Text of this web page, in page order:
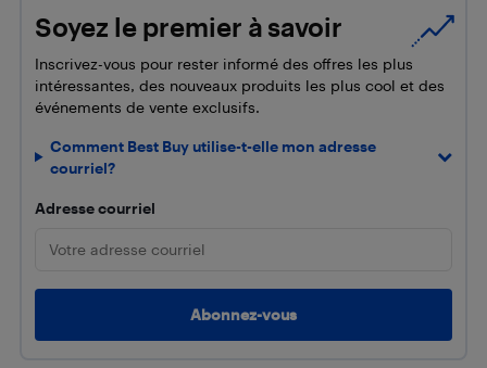
Soyez le premier à savoir
Inscrivez-vous pour rester informé des offres les plus
intéressantes, des nouveaux produits les plus cool et des
événements de vente exclusifs.
Comment Best Buy utilise-t-elle mon adresse
courriel?
Adresse courriel